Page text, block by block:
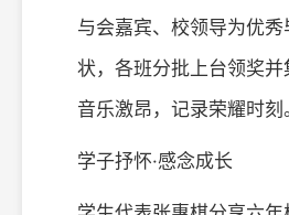
与会嘉宾、校领导为优
状，各班分批上台领奖
音乐激昂，记录荣耀时刻
学子抒怀·感念成长